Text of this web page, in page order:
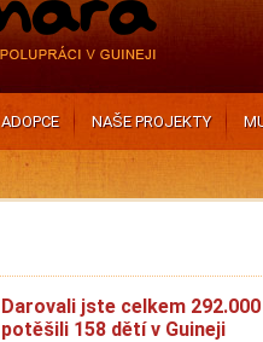
ADOPCE NAŠE PROJEKTY
Darovali jste celkem 292.000
potěšili 158 dětí v Guineji